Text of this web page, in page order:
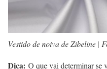
Vestido de noiva de Zibeline |
Dica: O que vai determinar se